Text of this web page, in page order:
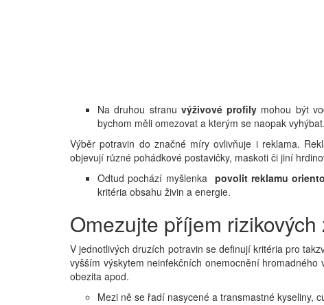
Na druhou stranu výživové profily mohou být
bychom měli omezovat a kterým se naopak vyhýbat.
Výběr potravin do značné míry ovlivňuje i reklama.
objevují různé pohádkové postavičky, maskoti či jiní
Odtud pochází myšlenka povolit reklamu
kritéria obsahu živin a energie.
Omezujte příjem rizikových
V jednotlivých druzích potravin se definují kritéria pro
vyšším výskytem neinfekčních onemocnění
obezita apod.
Mezi ně se řadí nasycené a transmastné kyseliny,